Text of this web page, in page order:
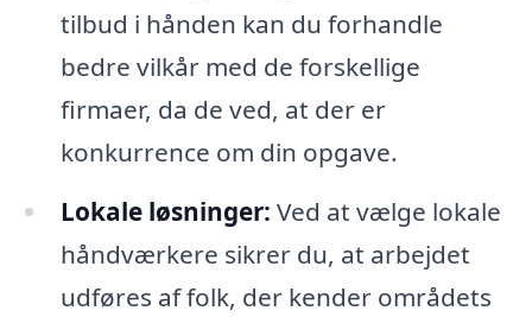
tilbud i hånden kan du forhandle
bedre vilkår med de forskellige
firmaer, da de ved, at der er
konkurrence om din opgave.
Lokale løsninger: Ved at vælge lokale
håndværkere sikrer du, at arbejdet
udføres af folk, der kender områdets